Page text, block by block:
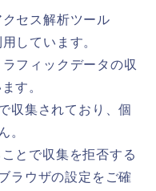
セス解析ツール
しています。
フィックデータの収
す。
収集されており、個
。
とで収集を拒否する
ラウザの設定をご確